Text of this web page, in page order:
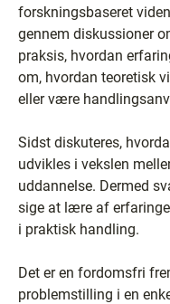
forskningsbaseret
gennem diskussioner
praksis, hvordan
om, hvordan teoretisk
eller være
Sidst diskuteres,
udvikles i vekslen
uddannelse. Dermed
sige at lære af
i praktisk handling.
Det er en fordomsfri
problemstilling i en